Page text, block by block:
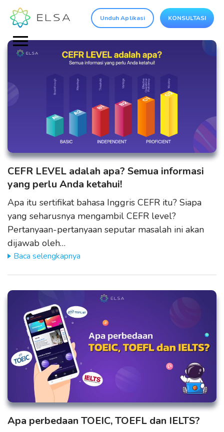
Unduh Aplikasi KONSULTASI
CEFR LEVEL adalah apa? Semua informasi
yang perlu Anda ketahui!
Apa itu sertifikat bahasa Inggris CEFR itu? Siapa
yang seharusnya mengambil CEFR level?
Pertanyaan-pertanyaan seputar masalah ini akan
dijawab oleh…
Baca selengkapnya
Apa perbedaan TOEIC, TOEFL dan IELTS?